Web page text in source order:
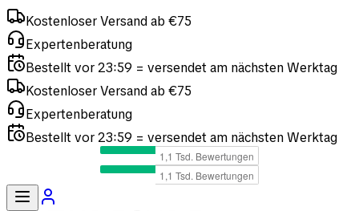
Kostenloser Versand ab €75
Expertenberatung
Bestellt vor 23:59 = versendet am nächsten Werktag
Kostenloser Versand ab €75